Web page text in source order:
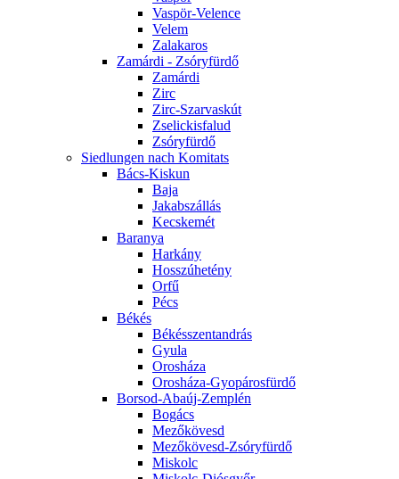
Vaspör-Velence
Velem
Zalakaros
Zamárdi - Zsóryfürdő
Zamárdi
Zirc
Zirc-Szarvaskút
Zselickisfalud
Zsóryfürdő
Siedlungen nach Komitats
Bács-Kiskun
Baja
Jakabszállás
Kecskemét
Baranya
Harkány
Hosszúhetény
Orfű
Pécs
Békés
Békésszentandrás
Gyula
Orosháza
Orosháza-Gyopárosfürdő
Borsod-Abaúj-Zemplén
Bogács
Mezőkövesd
Mezőkövesd-Zsóryfürdő
Miskolc